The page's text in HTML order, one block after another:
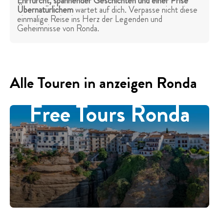
Übernatürlichemwartet auf dich. Verpasse nicht diese
einmalige Reise ins Herz der Legenden und
Geheimnisse von Ronda.
Alle Touren in anzeigen Ronda
Free Tours Ronda